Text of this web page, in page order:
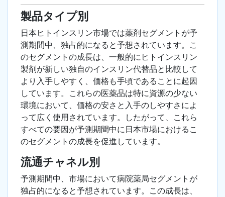
製品タイプ別
日本ヒトインスリン市場では薬剤セグメントが予
測期間中、独占的になると予想されています。こ
のセグメントの成長は、一般的にヒトインスリン
製剤が新しい独自のインスリン代替品と比較して
より入手しやすく、価格も手頃であることに起因
しています。これらの医薬品は特に資源の少ない
環境において、価格の安さと入手のしやすさによ
って広く使用されています。したがって、これら
すべての要因が予測期間中に日本市場におけるこ
のセグメントの成長を促進しています。
流通チャネル別
予測期間中、市場において病院薬局セグメントが
独占的になると予想されています。この成長は、